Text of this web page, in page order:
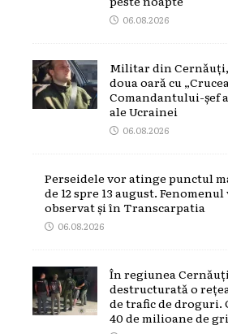
06.08.2026
Militar din
doua oară cu
Comandantului-șef
ale Ucrainei
06.08.2026
Perseidele vor atinge punctul
de 12 spre 13 august.
observat și în Transcarpatia
06.08.2026
În regiunea
destructurată o
de trafic de droguri.
40 de milioane de